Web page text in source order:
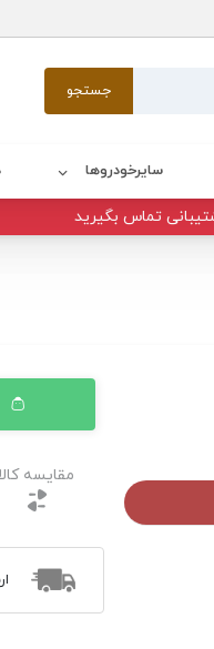
جستجو
سایرخودروها
تماس بگیرید
مقایسه کالا